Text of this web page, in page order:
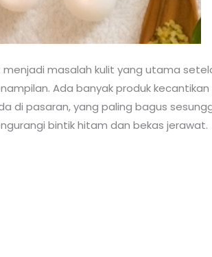
masalah kulit yang utama
Ada banyak produk kecantikan
di pasaran, yang paling bagus
bintik hitam dan bekas jerawat.